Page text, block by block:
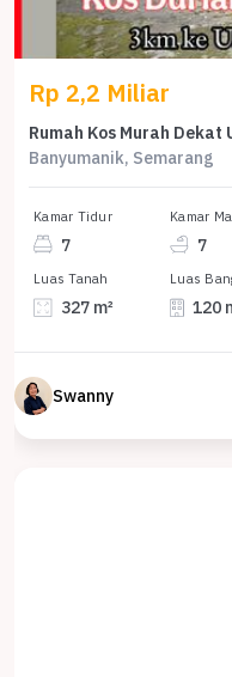
Rp 2,2 Miliar
Rumah Kos Murah
Banyumanik, Semarang
Kamar Tidur
7
Kamar
7
Luas Tanah
327 m²
Luas
120
Swanny